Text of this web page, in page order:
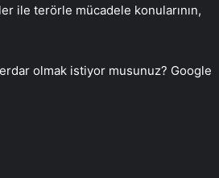
ile terörle mücadele konularının,
olmak istiyor musunuz? Google